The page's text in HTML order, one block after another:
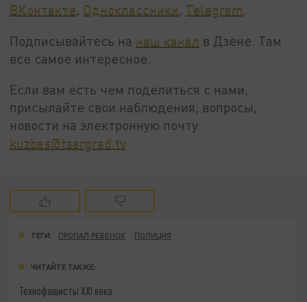
ВКонтакте, Одноклассники, Telegram
Подписывайтесь на наш канал в Дзене. Там
все самое интересное.
Если вам есть чем поделиться с нами,
присылайте свои наблюдения, вопросы,
новости на электронную почту
kuzbas@tsargrad.tv
ТЕГИ: ПРОПАЛ РЕБЕНОК ПОЛИЦИЯ
ЧИТАЙТЕ ТАКЖЕ:
Технофашисты XXI века